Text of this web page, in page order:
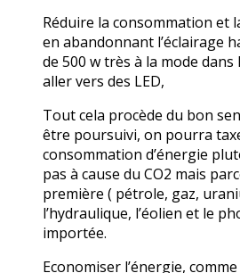
Réduire la consommation et
en abandonnant l’éclairage
de 500 w très à la mode
aller vers des LED,
Tout cela procède du bon
être poursuivi, on pourra
consommation d’énergie
pas à cause du CO2 mais
première ( pétrole, gaz,
l’hydraulique, l’éolien et le
importée.
Economiser l’énergie,